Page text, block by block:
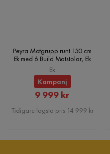
Tvättbar
Utdragbar dagbädd
Färg
Peyra Matgrupp runt 150 cm
Ek med 6 Build Matstolar, Ek
Ek
Kampanj
Rabatterat
Pris
9 999 kr
Tidigare lägsta pris 14 999 kr